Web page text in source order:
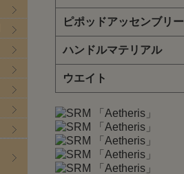
ピポッドアッセンブリー
ハンドルマテリアル
ウエイト